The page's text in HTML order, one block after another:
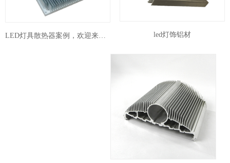
LED灯具散热器案例，欢迎来图来样订制 led灯饰铝材